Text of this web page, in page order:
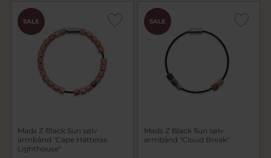
SALE
Mads Z Black Sun sølv
armbånd "Cape Hatteras
Lighthouse"
SALE
Mads Z Black Sun sølv
armbånd "Cloud Break"